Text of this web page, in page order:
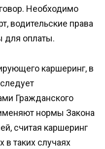
Необходимо
водительские права
для оплаты.
каршеринг, в
Гражданского
нормы Закона
считая каршеринг
в таких случаях